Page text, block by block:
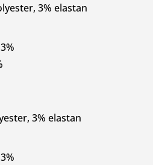
3% elastan
3% elastan